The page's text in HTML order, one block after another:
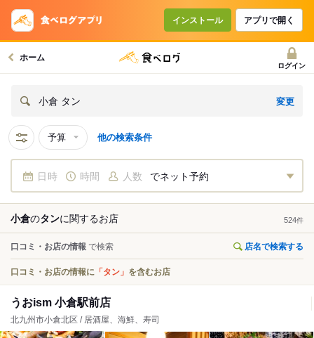
インストール アプリで開く
ホーム
ログイン
小倉 タン 変更
予算 他の検索条件
日時 時間 人数 でネット予約
小倉のタンに関するお店 524件
口コミ・お店の情報 で検索 店名で検索する
口コミ・お店の情報に 「タン」 を含むお店
うおism 小倉駅前店
北九州市小倉北区 / 居酒屋、海鮮、寿司